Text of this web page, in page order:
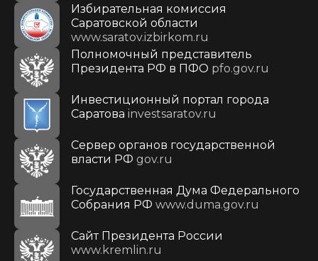
Избирательная комиссия
Саратовской области
www.saratov.izbirkom.ru
Полномочный представитель
Президента РФ в ПФО pfo.gov.ru
Инвестиционный портал города
Саратова investsaratov.ru
Сервер органов государственной
власти РФ gov.ru
Государственная Дума Федерального
Собрания РФ www.duma.gov.ru
Cайт Президента России
www.kremlin.ru